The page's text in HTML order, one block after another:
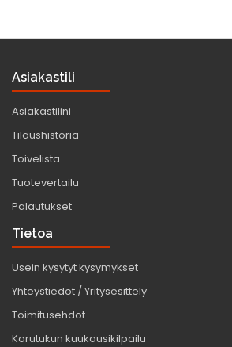
Asiakastili
Asiakastilini
Tilaushistoria
Toivelista
Tuotevertailu
Palautukset
Tietoa
Usein kysytyt kysymykset
Yhteystiedot / Yritysesittely
Toimitusehdot
Korutukun kuukausikilpailu